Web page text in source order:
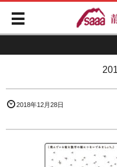
2018年12月28日